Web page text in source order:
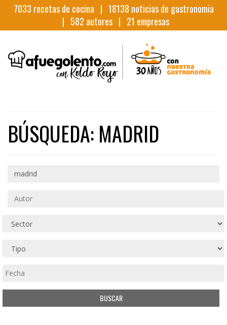
7033 recetas de cocina | 18138 noticias de gastronomia
| 582 autores | 21 empresas
BÚSQUEDA: MADRID